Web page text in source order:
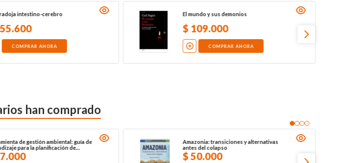
intestino-cerebro
.600
COMPRAR AHORA
El mundo y sus demonios
$ 109.000
COMPRAR AHORA
han comprado
de gestión ambiental: guía de
para la planificación de
hidrográficas
.000
Amazonia: transiciones y alternativas
antes del colapso
$50.000